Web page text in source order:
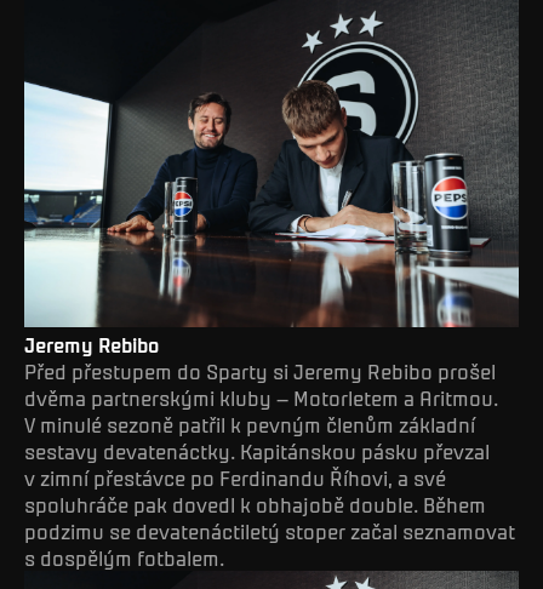
Jeremy Rebibo
Před přestupem do Sparty si Jeremy Rebibo prošel
dvěma partnerskými kluby – Motorletem a Aritmou.
V minulé sezoně patřil k pevným členům základní
sestavy devatenáctky. Kapitánskou pásku převzal
v zimní přestávce po Ferdinandu Říhovi, a své
spoluhráče pak dovedl k obhajobě double. Během
podzimu se devatenáctiletý stoper začal seznamovat
s dospělým fotbalem.